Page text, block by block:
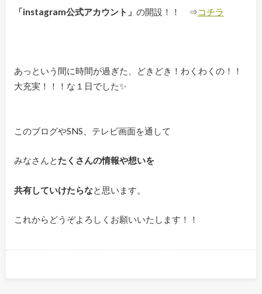
「instagram公式アカウント」 の開設！！ ⇒コチラ
あっという間に時間が過ぎた、どきどき！わくわくの！！
大充実！！！な１日でした✨
このブログやSNS、テレビ画面を通して
みなさんと たくさんの情報や想いを
共有していけたらなと思います。
これからどうぞよろしくお願いいたします！！